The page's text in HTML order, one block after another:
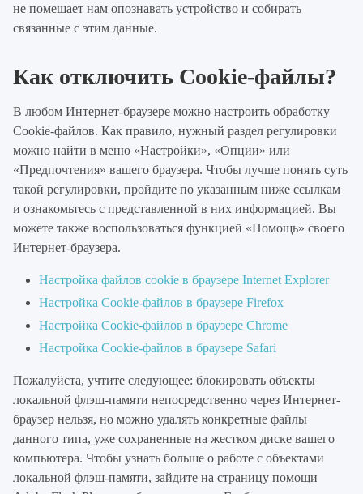
не помешает нам опознавать устройство и собирать
связанные с этим данные.
Как отключить Cookie-файлы?
В любом Интернет-браузере можно настроить обработку
Cookie-файлов. Как правило, нужный раздел регулировки
можно найти в меню «Настройки», «Опции» или
«Предпочтения» вашего браузера. Чтобы лучше понять суть
такой регулировки, пройдите по указанным ниже ссылкам
и ознакомьтесь с представленной в них информацией. Вы
можете также воспользоваться функцией «Помощь» своего
Интернет-браузера.
Настройка файлов cookie в браузере Internet Explorer
Настройка Cookie-файлов в браузере Firefox
Настройка Cookie-файлов в браузере Chrome
Настройка Cookie-файлов в браузере Safari
Пожалуйста, учтите следующее: блокировать объекты
локальной флэш-памяти непосредственно через Интернет-
браузер нельзя, но можно удалять конкретные файлы
данного типа, уже сохраненные на жестком диске вашего
компьютера. Чтобы узнать больше о работе с объектами
локальной флэш-памяти, зайдите на страницу помощи